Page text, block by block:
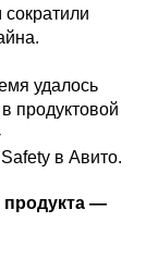
удалось
продуктовой
в Авито.
продукта —